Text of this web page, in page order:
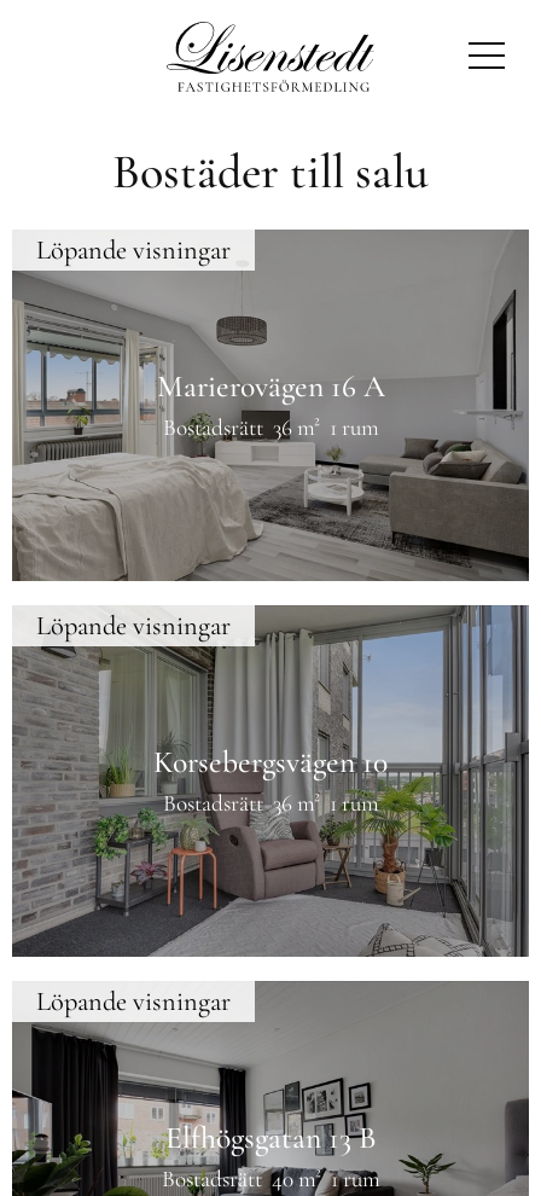
Bostäder till salu
Marierovägen 16 A
Bostadsrätt 36 m² 1 rum
Löpande visningar
Korsebergsvägen 10
Bostadsrätt 36 m² 1 rum
Löpande visningar
Elfhögsgatan 13 B
Bostadsrätt 40 m² 1 rum
Löpande visningar